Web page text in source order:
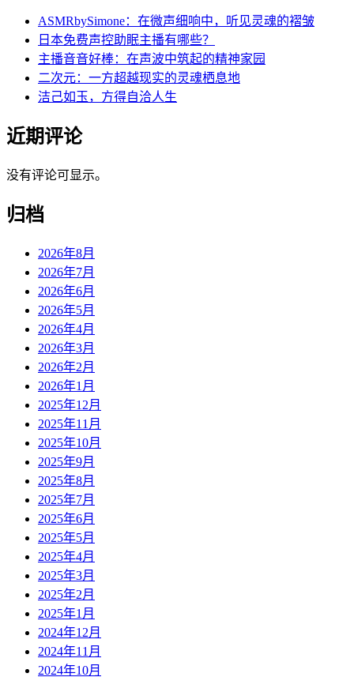
ASMRbySimone：在微声细响中，听见灵魂的褶皱
日本免费声控助眠主播有哪些？
主播音音好棒：在声波中筑起的精神家园
二次元：一方超越现实的灵魂栖息地
洁己如玉，方得自洽人生
近期评论
没有评论可显示。
归档
2026年8月
2026年7月
2026年6月
2026年5月
2026年4月
2026年3月
2026年2月
2026年1月
2025年12月
2025年11月
2025年10月
2025年9月
2025年8月
2025年7月
2025年6月
2025年5月
2025年4月
2025年3月
2025年2月
2025年1月
2024年12月
2024年11月
2024年10月